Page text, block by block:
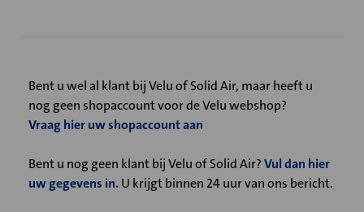
Bent u wel al klant bij Velu of Solid Air, maar heeft u
nog geen shopaccount voor de Velu webshop?
Vraag hier uw shopaccount aan
Bent u nog geen klant bij Velu of Solid Air?Vul dan hier
uw gegevens in.U krijgt binnen 24 uur van ons bericht.